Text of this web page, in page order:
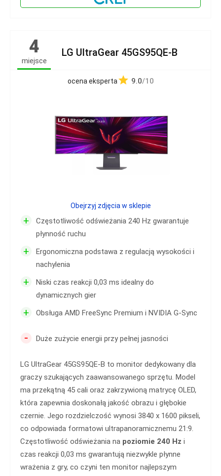
4
miejsce
LG UltraGear 45GS95QE-B
ocena eksperta 9.0/10
+
Częstotliwość odświeżania 240 Hz gwarantuje
płynność ruchu
+
Ergonomiczna podstawa z regulacją wysokości i
nachylenia
+
Niski czas reakcji 0,03 ms idealny do
dynamicznych gier
+ Obsługa AMD FreeSync Premium i NVIDIA G-Sync
- Duże zużycie energii przy pełnej jasności
LG UltraGear 45GS95QE-B to monitor dedykowany dla
graczy szukających zaawansowanego sprzętu. Model
ma przekątną 45 cali oraz zakrzywioną matrycę OLED,
która zapewnia doskonałą jakość obrazu i głębokie
czernie. Jego rozdzielczość wynosi 3840 x 1600 pikseli,
co odpowiada formatowi ultrapanoramicznemu 21:9.
Częstotliwość odświeżania na poziomie 240 Hz i
czas reakcji 0,03 ms gwarantują niezwykle płynne
wrażenia z gry, co czyni ten monitor najlepszym
Obejrzyj zdjęcia w sklepie